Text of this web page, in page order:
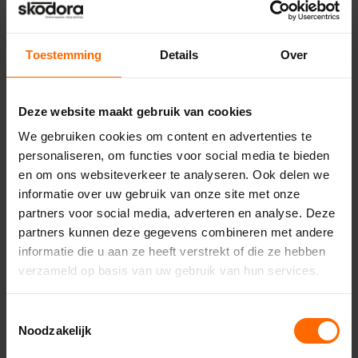
Toestemming Details Over
Deze website maakt gebruik van cookies
We gebruiken cookies om content en advertenties te
personaliseren, om functies voor social media te bieden
en om ons websiteverkeer te analyseren. Ook delen we
informatie over uw gebruik van onze site met onze
partners voor social media, adverteren en analyse. Deze
partners kunnen deze gegevens combineren met andere
informatie die u aan ze heeft verstrekt of die ze hebben
verzameld op basis van uw gebruik van hun services.
Noodzakelijk
Steenwijk – Bouwcenter
Concordia
Korte Baan 4,
8331 LA Steenwijk
steenwijk@skodora.nl
Bekijk vestiging info